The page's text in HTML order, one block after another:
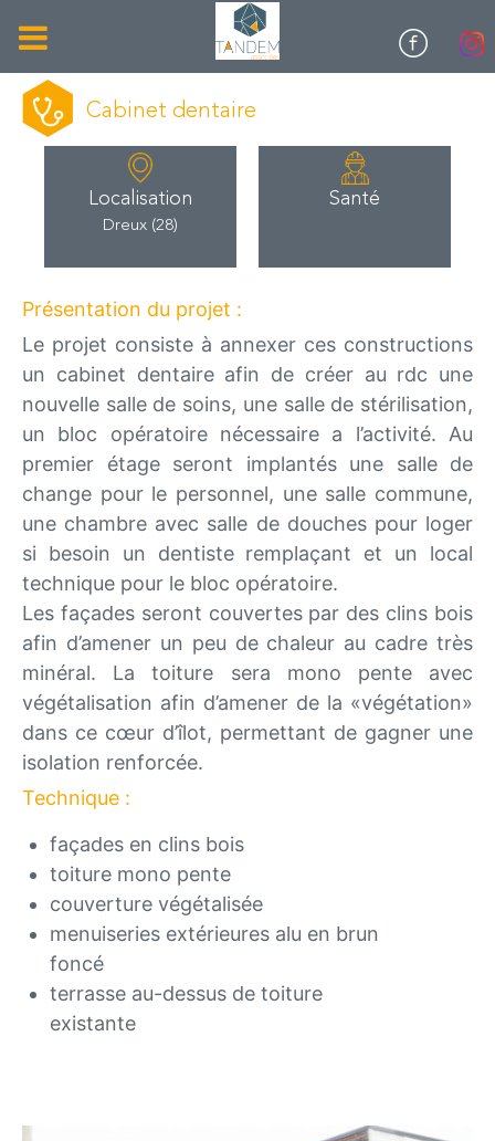
Cabinet dentaire
Localisation
Dreux (28)
Santé
Présentation du projet :
Le projet consiste à annexer ces constructions
un cabinet dentaire afin de créer au rdc une
nouvelle salle de soins, une salle de stérilisation,
un bloc opératoire nécessaire a l’activité. Au
premier étage seront implantés une salle de
change pour le personnel, une salle commune,
une chambre avec salle de douches pour loger
si besoin un dentiste remplaçant et un local
technique pour le bloc opératoire.
Les façades seront couvertes par des clins bois
afin d’amener un peu de chaleur au cadre très
minéral. La toiture sera mono pente avec
végétalisation afin d’amener de la «végétation»
dans ce cœur d’îlot, permettant de gagner une
isolation renforcée.
Technique :
façades en clins bois
toiture mono pente
couverture végétalisée
menuiseries extérieures alu en brun
foncé
terrasse au-dessus de toiture
existante